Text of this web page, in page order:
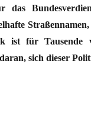
das
ist für Tausende
sich dieser